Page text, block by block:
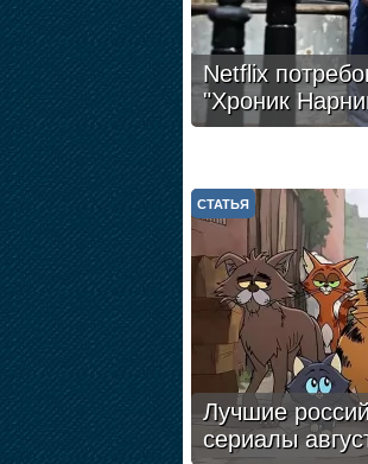
Netflix
"Хроник
Лучшие
сериалы
СТАТЬЯ